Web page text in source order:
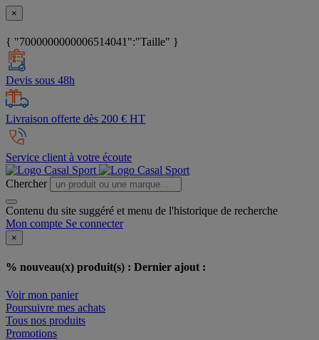
×
{ "7000000000006514041":"Taille" }
Devis sous 48h
Livraison offerte dès 200 € HT
Service client à votre écoute
Chercher
Contenu du site suggéré et menu de l'historique de recherche
Mon compte Se connecter
×
% nouveau(x) produit(s) : Dernier ajout :
Voir mon panier
Poursuivre mes achats
Tous nos produits
Promotions